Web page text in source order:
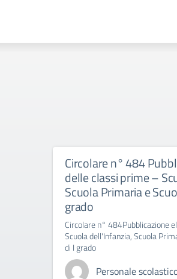
Circolare n° 484
delle classi prime –
Scuola Primaria e
grado
Circolare n° 484Pubblicazione
Scuola dell'Infanzia, Scuola
di I grado
Personale